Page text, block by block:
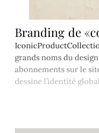
Branding de
grands noms du
abonnements sur le
dessine l’identité